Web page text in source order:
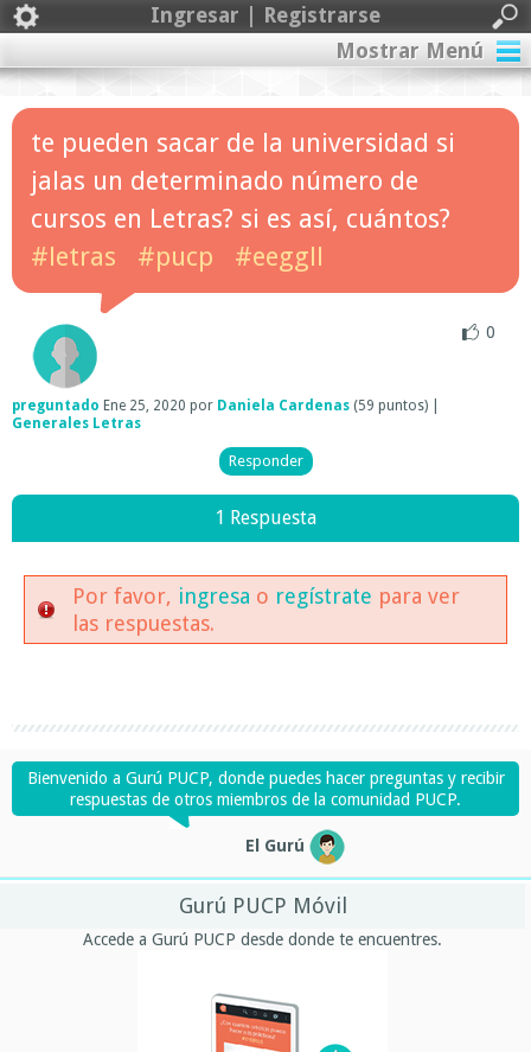
Ingresar | Registrarse
Mostrar Menú
te pueden sacar de la universidad si
jalas un determinado número de
cursos en Letras? si es así, cuántos?
#letras
#pucp #eeggll
0
preguntado Ene 25, 2020 por Daniela Cardenas (59 puntos)
Generales Letras
1 Respuesta
Por favor, ingresa o regístrate para ver
las respuestas.
Bienvenido a Gurú PUCP, donde puedes hacer preguntas y recibir
respuestas de otros miembros de la comunidad PUCP.
El Gurú
Gurú PUCP Móvil
Accede a Gurú PUCP desde donde te encuentres.